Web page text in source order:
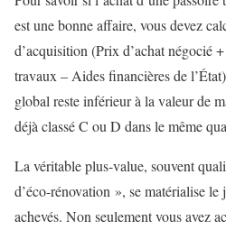
est une bonne affaire, vous devez
d’acquisition (Prix d’achat négocié
travaux – Aides financières de
global reste inférieur à la valeur de
déjà classé C ou D dans le même
La véritable plus-value, souvent
d’éco-rénovation », se matérialise
achevés. Non seulement vous avez